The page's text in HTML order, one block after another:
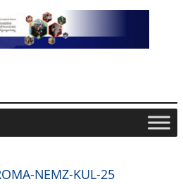
NEMZ-KUL-25